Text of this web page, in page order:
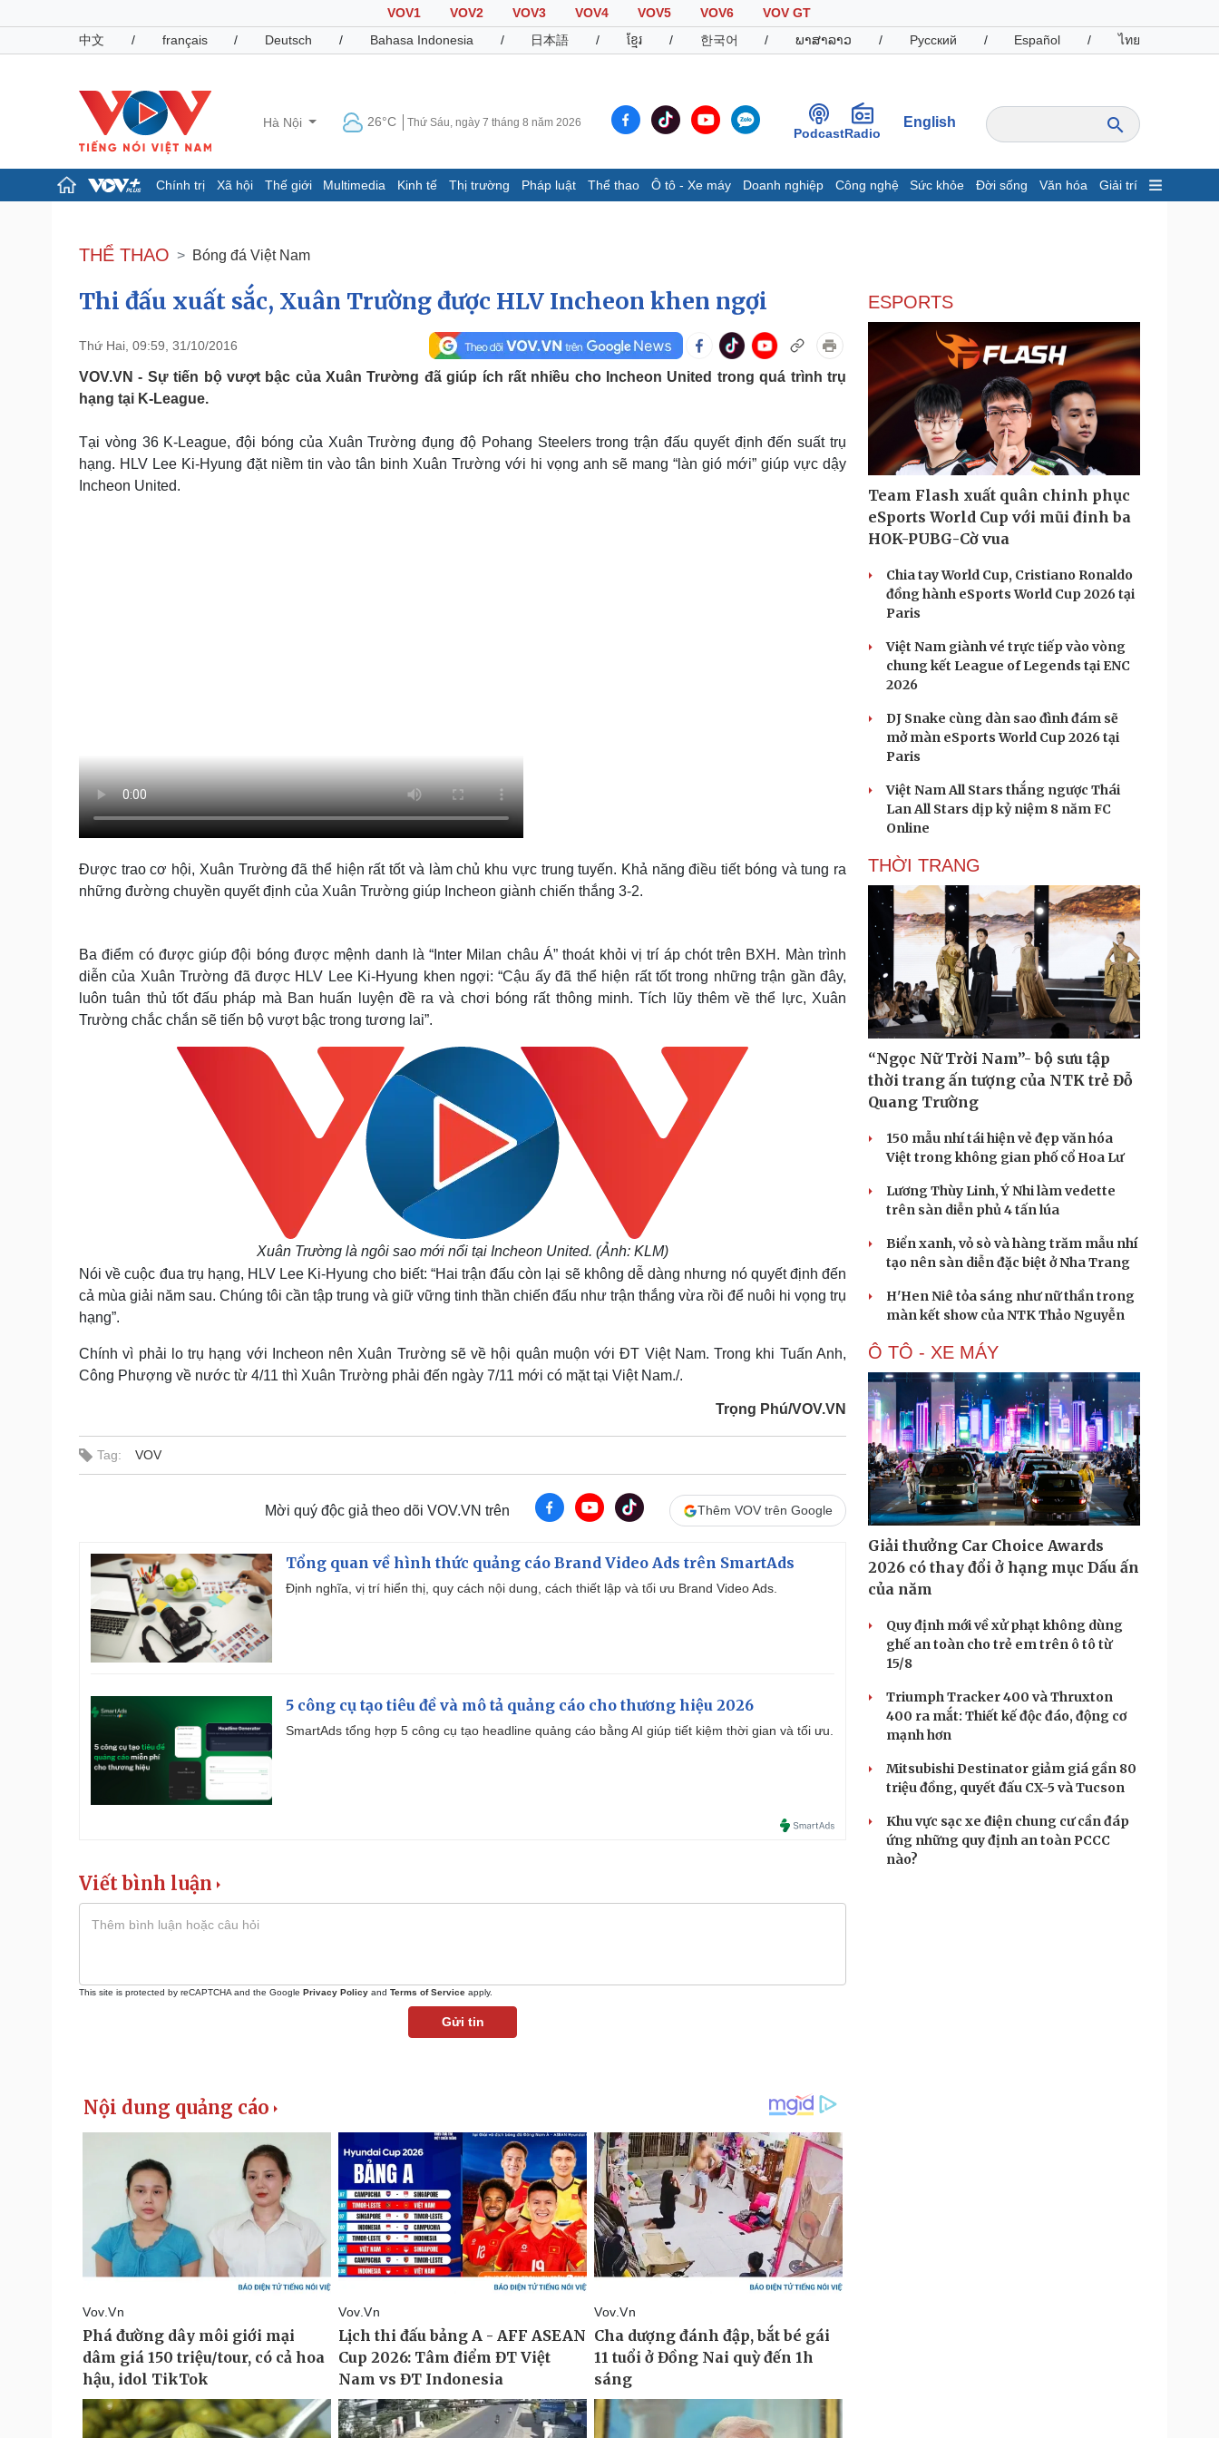
VOV1 VOV2 VOV3 VOV4 VOV5 VOV6
VOV GT
中文
/ français / Deutsch / Bahasa Indonesia / 日本語 / ខ្មែរ / 한국어 / ພາສາລາວ / Русский / Español / ไทย
Hà Nội 26°C Thứ Sáu, ngày 7 tháng 8 năm 2026
PodcastRadio
English
Chính trị Xã hội Thế giới Multimedia Kinh tế Thị trường Pháp luật Thể thao Ô tô - Xe máy Doanh nghiệp Công nghệ Sức khỏe Đời sống Văn hóa Giải trí
Đảng
Tổ chức nhân sự
Nhận diện sự thật
Tin 24h
Dự báo thời tiết
Dấu ấn VOV
Infographic
Giá cà phê
Pháp luật
Vụ án
Tư vấn luật
Quân sự - Quốc phòng
Phân tích
Thể thao
Thế giới thể thao
eSports
Hậu trường
Ô tô - Xe máy
Tư vấn
Doanh nghiệp
Thông tin doanh nghiệp
Doanh nghiệp 24h
Doanh nhân
Vì cộng đồng
Công nghệ
Sành điệu
Tin Công nghệ
Trải nghiệm
Chuyển đổi số
Podcast
Câu chuyện thời sự
Đọc truyện đêm khuya
Cửa sổ tình yêu
Kể chuyện cho bé
Hạt giống tâm hồn
THỂ THAO Bóng đá Việt Nam
Thi đấu xuất sắc, Xuân Trường được HLV Incheon khen ngợi
Thứ Hai, 09:59, 31/10/2016
VOV.VN - Sự tiến bộ vượt bậc của Xuân Trường đã giúp ích rất nhiều cho Incheon United trong quá trình trụ
hạng tại K-League.
Tại vòng 36 K-League, đội bóng của Xuân Trường đụng độ Pohang Steelers trong trận đấu quyết định đến suất trụ
hạng. HLV Lee Ki-Hyung đặt niềm tin vào tân binh Xuân Trường với hi vọng anh sẽ mang “làn gió mới” giúp vực dậy
Incheon United.
Được trao cơ hội, Xuân Trường đã thể hiện rất tốt và làm chủ khu vực trung tuyến. Khả năng điều tiết bóng và tung ra
những đường chuyền quyết định của Xuân Trường giúp Incheon giành chiến thắng 3-2.
Ba điểm có được giúp đội bóng được mệnh danh là “Inter Milan châu Á” thoát khỏi vị trí áp chót trên BXH. Màn trình
diễn của Xuân Trường đã được HLV Lee Ki-Hyung khen ngợi: “Cậu ấy đã thể hiện rất tốt trong những trận gần đây,
luôn tuân thủ tốt đấu pháp mà Ban huấn luyện đề ra và chơi bóng rất thông minh. Tích lũy thêm về thể lực, Xuân
Trường chắc chắn sẽ tiến bộ vượt bậc trong tương lai”.
Xuân Trường là ngôi sao mới nổi tại Incheon United. (Ảnh: KLM)
Nói về cuộc đua trụ hạng, HLV Lee Ki-Hyung cho biết: “Hai trận đấu còn lại sẽ không dễ dàng nhưng nó quyết định đến
cả mùa giải năm sau. Chúng tôi cần tập trung và giữ vững tinh thần chiến đấu như trận thắng vừa rồi để nuôi hi vọng trụ
hạng”.
Chính vì phải lo trụ hạng với Incheon nên Xuân Trường sẽ về hội quân muộn với ĐT Việt Nam. Trong khi Tuấn Anh,
Công Phượng về nước từ 4/11 thì Xuân Trường phải đến ngày 7/11 mới có mặt tại Việt Nam./.
Trọng Phú/VOV.VN
Tag: VOV
Mời quý độc giả theo dõi VOV.VN trên Thêm VOV trên Google
Tổng quan về hình thức quảng cáo Brand Video Ads trên SmartAds
Định nghĩa, vị trí hiển thị, quy cách nội dung, cách thiết lập và tối ưu Brand Video Ads.
5 công cụ tạo tiêu đề và mô tả quảng cáo cho thương hiệu 2026
SmartAds tổng hợp 5 công cụ tạo headline quảng cáo bằng AI giúp tiết kiệm thời gian và tối ưu.
Viết bình luận
This site is protected by reCAPTCHA and the Google Privacy Policy and Terms of Service apply.
Gửi tin
ESPORTS
Team Flash xuất quân chinh phục
eSports World Cup với mũi đinh ba
HOK-PUBG-Cờ vua
Chia tay World Cup, Cristiano Ronaldo
đồng hành eSports World Cup 2026 tại
Paris
Việt Nam giành vé trực tiếp vào vòng
chung kết League of Legends tại ENC
2026
DJ Snake cùng dàn sao đình đám sẽ
mở màn eSports World Cup 2026 tại
Paris
Việt Nam All Stars thắng ngược Thái
Lan All Stars dịp kỷ niệm 8 năm FC
Online
THỜI TRANG
“Ngọc Nữ Trời Nam”- bộ sưu tập
thời trang ấn tượng của NTK trẻ Đỗ
Quang Trường
150 mẫu nhí tái hiện vẻ đẹp văn hóa
Việt trong không gian phố cổ Hoa Lư
Lương Thùy Linh, Ý Nhi làm vedette
trên sàn diễn phủ 4 tấn lúa
Biển xanh, vỏ sò và hàng trăm mẫu nhí
tạo nên sàn diễn đặc biệt ở Nha Trang
H'Hen Niê tỏa sáng như nữ thần trong
màn kết show của NTK Thảo Nguyễn
Ô TÔ - XE MÁY
Giải thưởng Car Choice Awards
2026 có thay đổi ở hạng mục Dấu ấn
của năm
Quy định mới về xử phạt không dùng
ghế an toàn cho trẻ em trên ô tô từ
15/8
Triumph Tracker 400 và Thruxton
400 ra mắt: Thiết kế độc đáo, động cơ
mạnh hơn
Mitsubishi Destinator giảm giá gần 80
triệu đồng, quyết đấu CX-5 và Tucson
Khu vực sạc xe điện chung cư cần đáp
ứng những quy định an toàn PCCC
nào?